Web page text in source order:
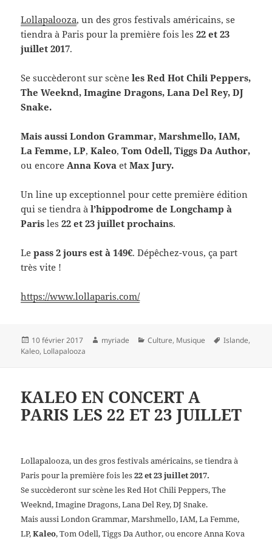
Lollapalooza, un des gros festivals américains, se
tiendra à Paris pour la première fois les 22 et 23
juillet 2017.
Se succèderont sur scènelesRed Hot Chili Peppers,
The Weeknd,Imagine Dragons,Lana Del Rey,DJ
Snake.
Mais aussiLondon Grammar,Marshmello,IAM,
La Femme,LP,Kaleo,Tom Odell,Tiggs Da Author,
ou encore Anna Kova etMax Jury.
Un line up exceptionnel pour cette première édition
qui se tiendra àl’hippodrome de Longchamp à
Paris les22 et 23 juillet prochains.
Lepass 2 jours est à 149€. Dépêchez-vous, ça part
très vite !
https://www.lollaparis.com/
Publié
le
10 février 2017 Auteur
myriade Catégories
Culture, Musique
Mots-
Islande,
Kaleo, Lollapalooza
KALEO EN CONCERT A
PARIS LES 22 ET 23 JUILLET
Lollapalooza, un des gros festivals américains, se tiendra à
Paris pour la première fois les22 et 23 juillet 2017.
Se succèderont sur scène les Red Hot Chili Peppers, The
Weeknd, Imagine Dragons, Lana Del Rey, DJ Snake.
Mais aussi London Grammar, Marshmello, IAM, La Femme,
LP,Kaleo, Tom Odell, Tiggs Da Author, ou encore Anna Kova